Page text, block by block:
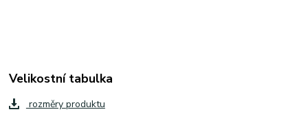
Velikostní tabulka
rozměry produktu